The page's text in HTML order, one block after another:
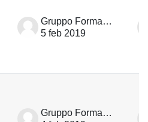
Gruppo Formazione
5 feb 2019
Gruppo Formazione